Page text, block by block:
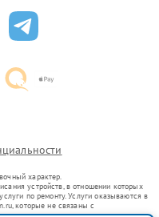
характер.
устройств, в отношении которых
по ремонту. Услуги оказываются в
которые не связаны с